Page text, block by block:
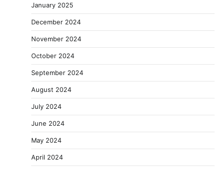
January 2025
December 2024
November 2024
October 2024
September 2024
August 2024
July 2024
June 2024
May 2024
April 2024